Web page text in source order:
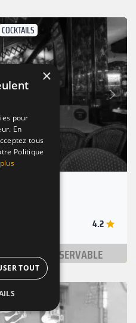
COCKTAILS
Suivant
4.2
NON RÉSERVABLE
×
pour
En
tous
Politique
TOUT